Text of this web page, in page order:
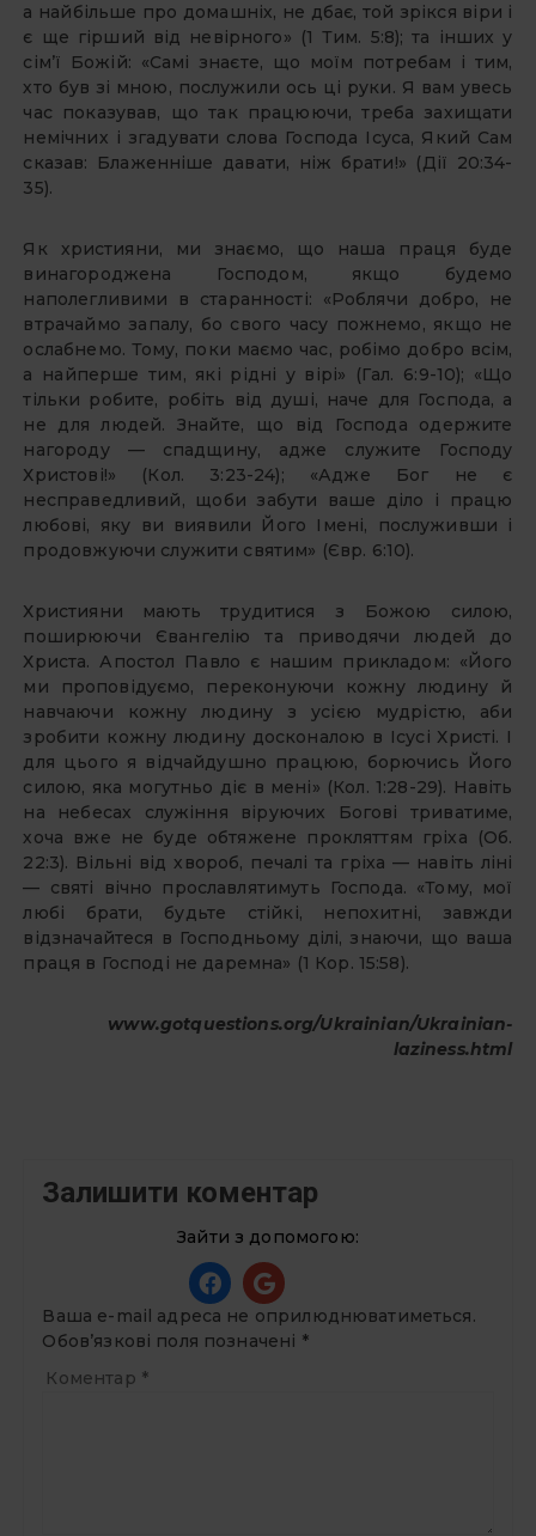
а найбільше про домашніх, не дбає, той зрікся віри і
є ще гірший від невірного» (1 Тим. 5:8); та інших у
сім’ї Божій: «Самі знаєте, що моїм потребам і тим,
хто був зі мною, послужили ось ці руки. Я вам увесь
час показував, що так працюючи, треба захищати
немічних і згадувати слова Господа Ісуса, Який Сам
сказав: Блаженніше давати, ніж брати!» (Дії 20:34-
35).
Як християни, ми знаємо, що наша праця буде
винагороджена Господом, якщо будемо
наполегливими в старанності: «Роблячи добро, не
втрачаймо запалу, бо свого часу пожнемо, якщо не
ослабнемо. Тому, поки маємо час, робімо добро всім,
а найперше тим, які рідні у вірі» (Гал. 6:9-10); «Що
тільки робите, робіть від душі, наче для Господа, а
не для людей. Знайте, що від Господа одержите
нагороду — спадщину, адже служите Господу
Христові!» (Кол. 3:23-24); «Адже Бог не є
несправедливий, щоби забути ваше діло і працю
любові, яку ви виявили Його Імені, послуживши і
продовжуючи служити святим» (Євр. 6:10).
Християни мають трудитися з Божою силою,
поширюючи Євангелію та приводячи людей до
Христа. Апостол Павло є нашим прикладом: «Його
ми проповідуємо, переконуючи кожну людину й
навчаючи кожну людину з усією мудрістю, аби
зробити кожну людину досконалою в Ісусі Христі. І
для цього я відчайдушно працюю, борючись Його
силою, яка могутньо діє в мені» (Кол. 1:28-29). Навіть
на небесах служіння віруючих Богові триватиме,
хоча вже не буде обтяжене прокляттям гріха (Об.
22:3). Вільні від хвороб, печалі та гріха — навіть ліні
— святі вічно прославлятимуть Господа. «Тому, мої
любі брати, будьте стійкі, непохитні, завжди
відзначайтеся в Господньому ділі, знаючи, що ваша
праця в Господі не даремна» (1 Кор. 15:58).
www.gotquestions.org/Ukrainian/Ukrainian-
laziness.html
Залишити коментар
Зайти з допомогою:
Ваша e-mail адреса не оприлюднюватиметься.
Обов’язкові поля позначені *
Коментар *